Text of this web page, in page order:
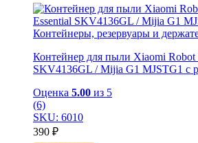
Контейнеры, резервуары и
Контейнер для пыли Xiaomi Robot
SKV4136GL / Mijia G1 MJSTG1 с
Оценка 5.00 из 5
(6)
SKU: 6010
390 ₽